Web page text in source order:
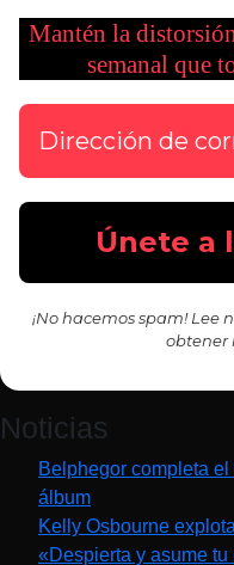
Mantén la
semanal que
¡No hacemos spam! Lee
obtener
Noticias
Belphegor completa
álbum
Kelly Osbourne
«Despierta y asume